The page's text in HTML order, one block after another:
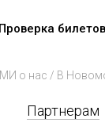
Проверка билетов
о нас / В
Партнерам